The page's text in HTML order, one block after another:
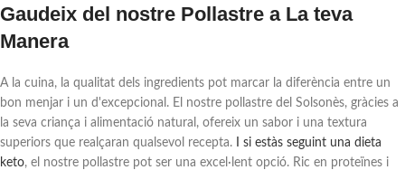
Gaudeix del nostre Pollastre a La teva
Manera
A la cuina, la qualitat dels ingredients pot marcar la diferència entre un
bon menjar i un d'excepcional. El nostre pollastre del Solsonès, gràcies a
la seva criança i alimentació natural, ofereix un sabor i una textura
superiors que realçaran qualsevol recepta. I si estàs seguint una dieta
keto, el nostre pollastre pot ser una excel·lent opció. Ric en proteïnes i